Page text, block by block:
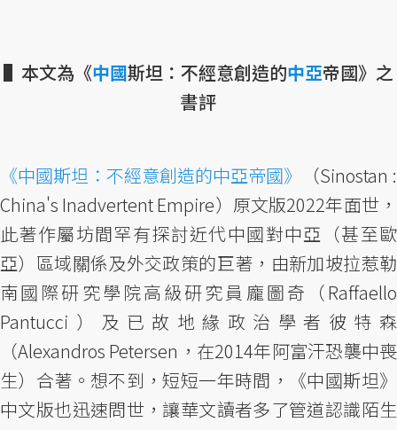
▌本文為《中國斯坦：不經意創造的中亞帝國》之
書評
《中國斯坦：不經意創造的中亞帝國》
（Sinostan :
China's Inadvertent Empire）原文版2022年面世，
此著作屬坊間罕有探討近代中國對中亞（甚至歐
亞）區域關係及外交政策的巨著，由新加坡拉惹勒
南國際研究學院高級研究員龐圖奇（Raffaello
Pantucci）及已故地緣政治學者彼特森
（Alexandros Petersen，在2014年阿富汗恐襲中喪
生）合著。想不到，短短一年時間，《中國斯坦》
中文版也迅速問世，讓華文讀者多了管道認識陌生